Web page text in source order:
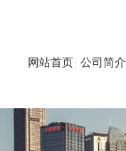
网站首页 公司简介